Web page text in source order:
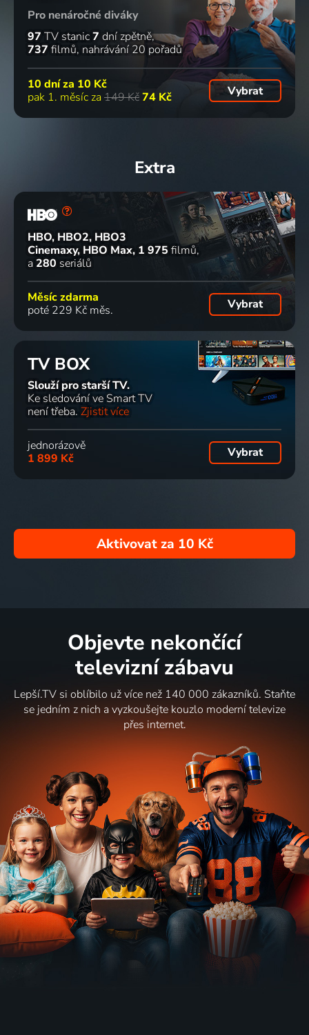
Pro nenáročné diváky
97 TV stanic7 dní zpětně
737 filmů nahrávání 20 pořadů
10 dní za 10 Kč
pak 1. měsíc za 149 Kč74 Kč Vybrat
Extra
HBO, HBO2, HBO3
Cinemaxy, HBO Max 1 975 filmů
a 280 seriálů
Měsíc zdarma
poté 229 Kč měs.
Vybrat
TV BOX
Slouží pro starší TV.
Ke sledování ve Smart TV
není třeba. Zjistit více
jednorázově
1 899 Kč
Vybrat
Aktivovat za 10 Kč
Objevte nekončící
televizní zábavu
Lepší.TV si oblíbilo už více než 140 000 zákazníků. Staňte
se jedním z nich a vyzkoušejte kouzlo moderní televize
přes internet.